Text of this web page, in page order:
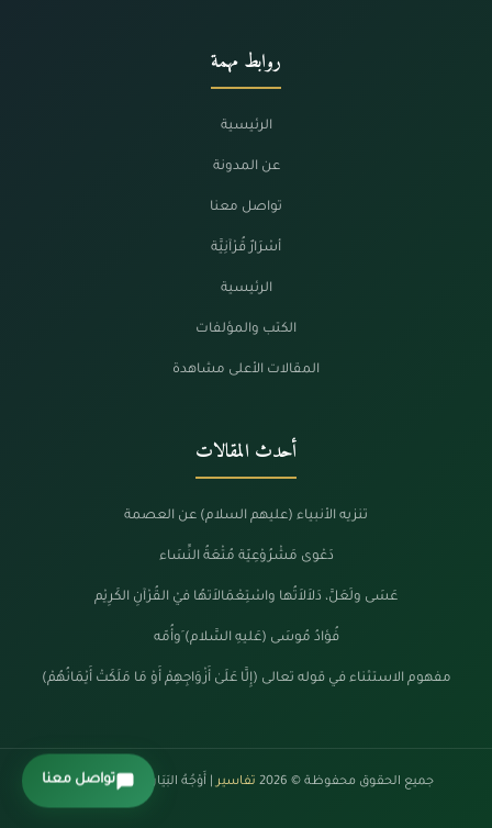
روابط مهمة
الرئيسية
عن المدونة
تواصل معنا
أسْرَارٌ قُرْآنِيَّة
الرئيسية
الكتب والمؤلفات
المقالات الأعلى مشاهدة
أحدث المقالات
تنزيه الأنبياء (عليهم السلام) عن العصمة
دَعْوى مَشْرُوْعِيّة مُتْعَةُ النِّسَاء
عَسَى ولَعَلَّ، دَلاَلاَتُها واسْتِعْمَالاَتهُا فيْ القُرْآنِ الكَرِيْم
فُؤادُ مُوسَى (عَليهِ السَّلام) َوأُمّه
مفهوم الاستثناء في قوله تعالى (إِلَّا عَلَىٰ أَزْوَاجِهِمْ أَوْ مَا مَلَكَتْ أَيْمَانُهُمْ)
جميع الحقوق محفوظة © 2026 تفاسير| أَوْجُهُ البَيَانْ فِي كَلَامِ الرَّحْمَنْ
تواصل معنا